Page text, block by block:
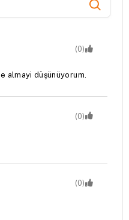
(0)
almayi düşünüyorum.
(0)
(0)